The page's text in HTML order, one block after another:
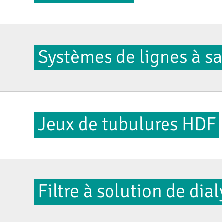
Systèmes de lignes à
Jeux de tubulures HDF
Filtre à solution de